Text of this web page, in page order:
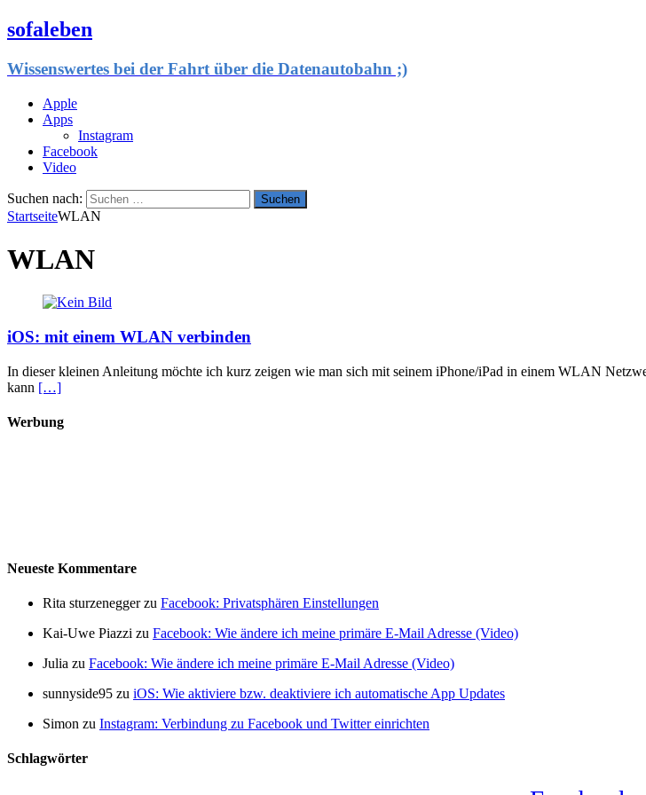
sofaleben
Wissenswertes bei der Fahrt über die Datenautobahn ;)
Apple
Apps
Instagram
Facebook
Video
Suchen nach:
StartseiteWLAN
WLAN
iOS: mit einem WLAN verbinden
In dieser kleinen Anleitung möchte ich kurz zeigen wie man sich mit seinem iPhone/iPad in einem WLAN
kann […]
Werbung
Neueste Kommentare
Rita sturzenegger zu Facebook: Privatsphären Einstellungen
Kai-Uwe Piazzi zu Facebook: Wie ändere ich meine primäre E-Mail Adresse (Video)
Julia zu Facebook: Wie ändere ich meine primäre E-Mail Adresse (Video)
sunnyside95 zu iOS: Wie aktiviere bzw. deaktiviere ich automatische App Updates
Simon zu Instagram: Verbindung zu Facebook und Twitter einrichten
Schlagwörter